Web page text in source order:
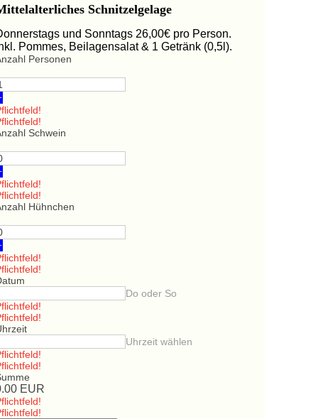
Schnitzelgelage
und Sonntags 26,00€ pro Person.
Pommes, Beilagensalat & 1 Getränk (0,5l).
Personen
Schwein
Hühnchen
Do oder So
Uhrzeit wählen
EUR